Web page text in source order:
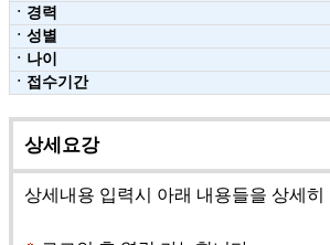
ㆍ경력
ㆍ성별
ㆍ나이
ㆍ접수기간
상세요강
상세내용 입력시 아래 내용들을 상세히